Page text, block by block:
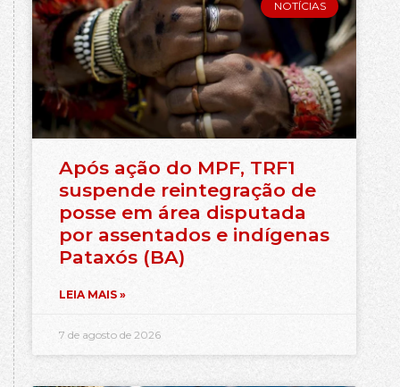
NOTÍCIAS
Após ação do MPF, TRF1
suspende reintegração de
posse em área disputada
por assentados e indígenas
Pataxós (BA)
LEIA MAIS »
7 de agosto de 2026